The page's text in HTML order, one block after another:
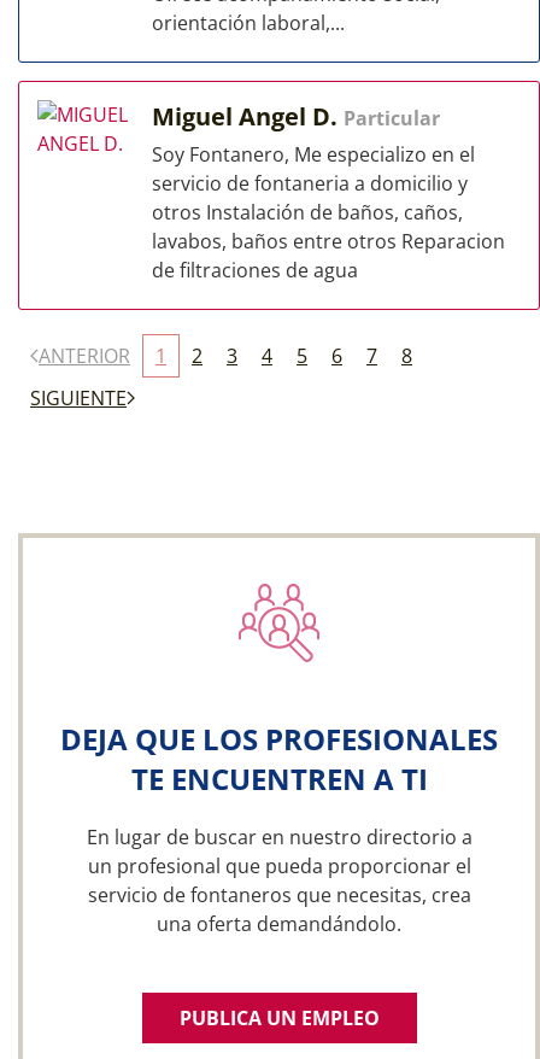
orientación laboral,...
Miguel Angel D. Particular
Soy Fontanero, Me especializo en el
servicio de fontaneria a domicilio y
otros Instalación de baños, caños,
lavabos, baños entre otros Reparacion
de filtraciones de agua
ANTERIOR 1 2 3 4 5 6 7
8
SIGUIENTE
DEJA QUE LOS PROFESIONALES
TE ENCUENTREN A TI
En lugar de buscar en nuestro directorio a
un profesional que pueda proporcionar el
servicio de fontaneros que necesitas, crea
una oferta demandándolo.
PUBLICA UN EMPLEO